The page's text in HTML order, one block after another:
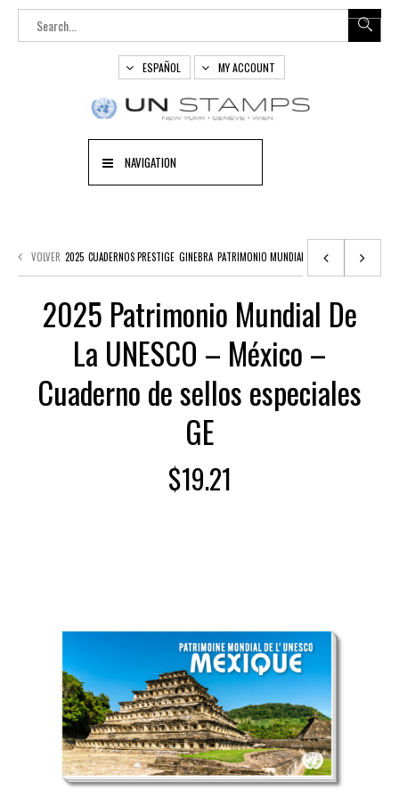
ESPAÑOL MY ACCOUNT
NAVIGATION
VOLVER 2025 CUADERNOS PRESTIGE GINEBRA PATRIMONIO MUNDIAL DE LA UNESCO
2025 Patrimonio Mundial De
La UNESCO – México –
Cuaderno de sellos especiales
GE
$19.21